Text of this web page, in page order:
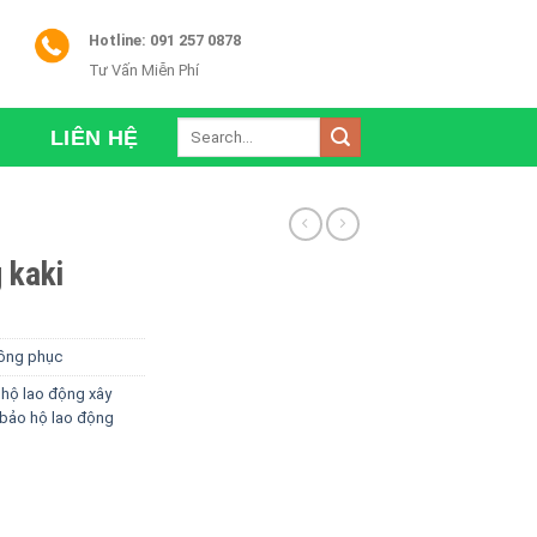
Hotline: 091 257 0878
Tư Vấn Miễn Phí
LIÊN HỆ
kaki
phục
lao động xây
hộ lao động